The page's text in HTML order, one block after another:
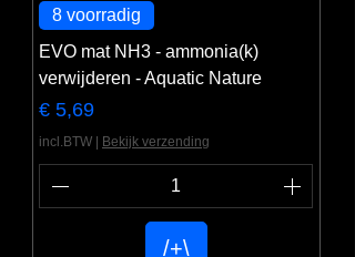
8 voorradig
EVO mat NH3 - ammonia(k)
verwijderen - Aquatic Nature
Prijs
€ 5,69
incl.BTW Bekijk verzending
/+\